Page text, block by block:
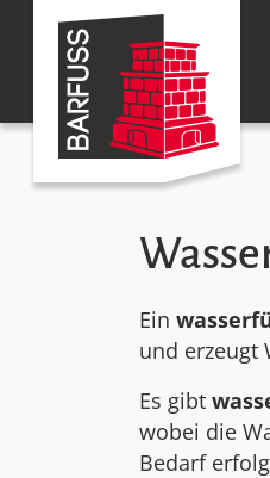
Ein
und erzeugt
Es gibt
wobei die
Bedarf